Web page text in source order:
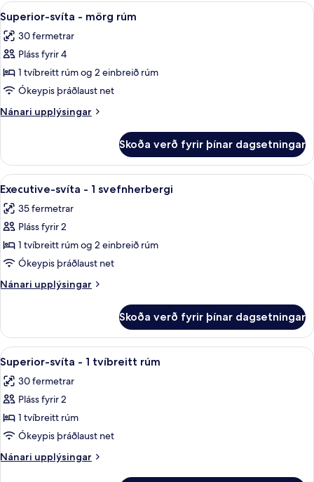
mörg
rúm
Skoða
allar
myndir
fyrir
Superior-
svíta
-
mörg
Rúmföt af bestu gerð, míníbar,
6
Superior-svíta - mörg rúm
30 fermetrar
Pláss fyrir 4
1 tvíbreitt rúm og 2 einbreið rúm
Ókeypis þráðlaust net
Nánari upplýsingar
Nánari
svíta
mörg
Skoða verð fyrir þínar dagsetningar
Skoða
allar
myndir
fyrir
Executive-
svíta
-
1
Executive-svíta - 1 svefnherbergi |
6
Executive-svíta - 1 svefnherbergi
35 fermetrar
Pláss fyrir 2
1 tvíbreitt rúm og 2 einbreið rúm
Ókeypis þráðlaust net
Nánari upplýsingar
Nánari
svíta
1
svefnherbergi
Skoða verð fyrir þínar dagsetningar
Skoða
allar
myndir
fyrir
Superior-
svíta
-
1
Rúmföt af bestu gerð, míníbar,
6
Superior-svíta - 1 tvíbreitt rúm
30 fermetrar
Pláss fyrir 2
1 tvíbreitt rúm
Ókeypis þráðlaust net
Nánari upplýsingar
Nánari